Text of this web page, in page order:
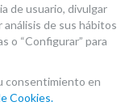
de usuario, divulgar
análisis de sus hábitos
o “Configurar” para
consentimiento en
Cookies.